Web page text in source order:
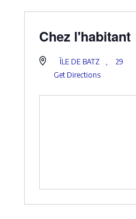
Chez l'habitant
ÎLE DE BATZ ,
29
Get Directions